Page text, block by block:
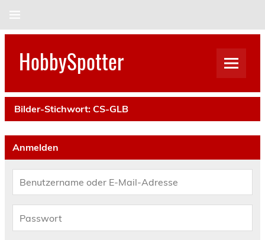
HobbySpotter
Bilder-Stichwort: CS-GLB
Anmelden